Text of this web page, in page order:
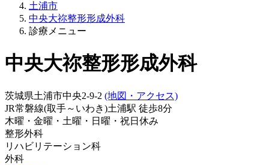
土浦市
中央大祢整形形成外科
診療メニュー
中央大祢整形形成外科
茨城県土浦市中央2-9-2 (地図・アクセス)
JR常磐線(取手～いわき)土浦駅 徒歩8分
木曜・金曜・土曜・日曜・祝日 休み
整形外科
リハビリテーション科
外科